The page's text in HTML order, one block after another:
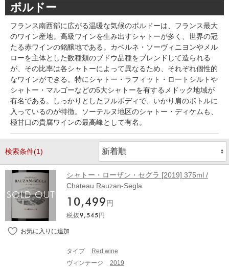
ボルドー
フランス南西部に広がる温暖な気候のボルドーは、フランス最大
のワイン産地。高級ワインを生み出すシャトーが多く、世界の冠
たる赤ワインの銘醸地である。カベルネ・ソーヴィニヨンやメル
ローを主体とした数種類のブドウ品種をブレンドして造られる
が、その比率は各シャトーによって異なるため、それぞれ個性的
なワインができる。特にシャトー・ラフィット・ロートシルトや
シャトー・マルゴーなどの5大シャトーを有するメドック地域が
有名である。しっかりとしたフルボディで、いかり肩のボトルに
入っているのが特徴。ソーテルヌ地区のシャトー・ディケムも、
極甘口の貴腐ワインの最高峰として有名。
検索条件(1)
シャトー・ローザン・セグラ [2019] 375ml /
Chateau Rauzan-Segla
10,499 円
税抜9,545 円
タイプ
Red wine
ヴィンテージ
2019